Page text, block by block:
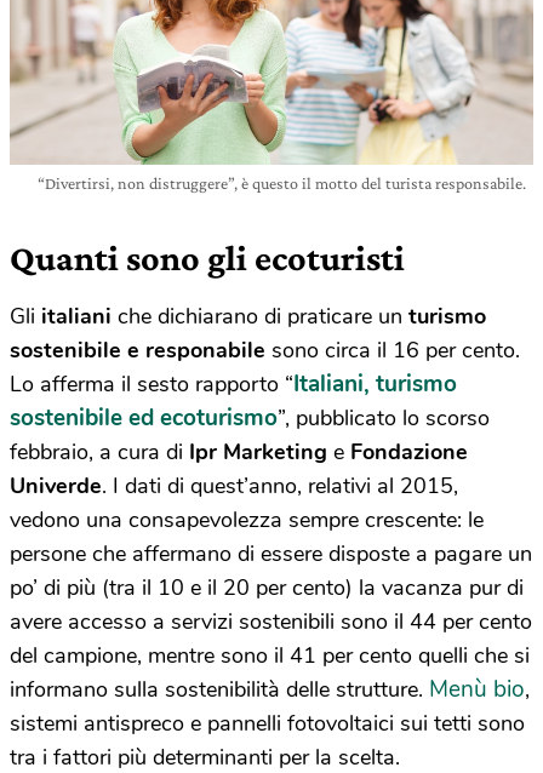
“Divertirsi, non distruggere”, è questo il motto del turista responsabile.
Quanti sono gli ecoturisti
Gli italiani che dichiarano di praticare un turismo
sostenibile e responabile sono circa il 16 per cento.
Lo afferma il sesto rapporto “Italiani, turismo
sostenibile ed ecoturismo”, pubblicato lo scorso
febbraio, a cura di Ipr Marketing e Fondazione
Univerde. I dati di quest’anno, relativi al 2015,
vedono una consapevolezza sempre crescente: le
persone che affermano di essere disposte a pagare un
po’ di più (tra il 10 e il 20 per cento) la vacanza pur di
avere accesso a servizi sostenibili sono il 44 per cento
del campione, mentre sono il 41 per cento quelli che si
informano sulla sostenibilità delle strutture. Menù bio,
sistemi antispreco e pannelli fotovoltaici sui tetti sono
tra i fattori più determinanti per la scelta.